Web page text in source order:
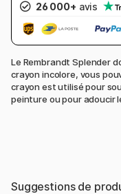
26 000+ avis
Le Rembrandt Splender
crayon incolore, vous
crayon estutilisé pour
peinture ou pour adoucir
Suggestions de